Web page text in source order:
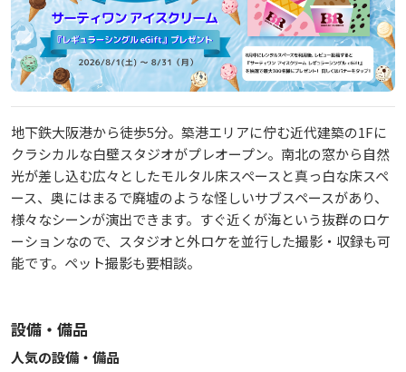
地下鉄大阪港から徒歩5分。築港エリアに佇む近代建築の1Fに
クラシカルな白壁スタジオがプレオープン。南北の窓から自然
光が差し込む広々としたモルタル床スペースと真っ白な床スペ
ース、奥にはまるで廃墟のような怪しいサブスペースがあり、
様々なシーンが演出できます。すぐ近くが海という抜群のロケ
ーションなので、スタジオと外ロケを並行した撮影・収録も可
能です。ペット撮影も要相談。
設備・備品
人気の設備・備品